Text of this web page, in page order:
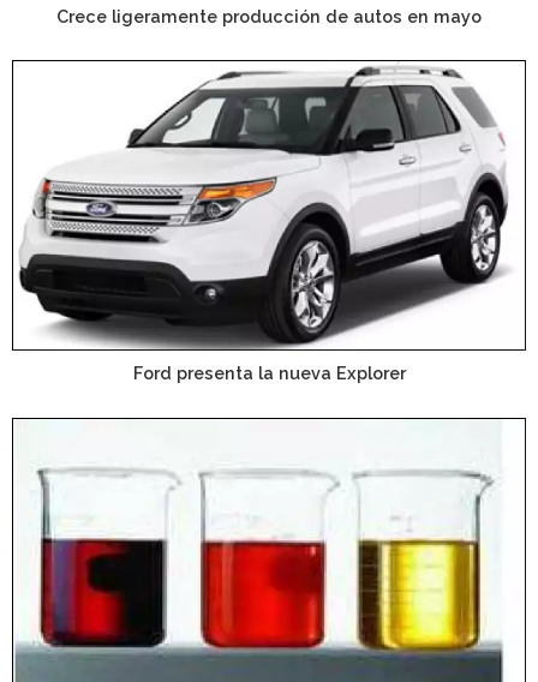
Crece ligeramente producción de autos en mayo
Ford presenta la nueva Explorer